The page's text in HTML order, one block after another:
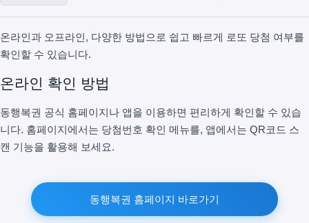
온라인과 오프라인, 다양한 방법으로 쉽고 빠르게 로또 당첨 여부를
확인할 수 있습니다.
온라인 확인 방법
동행복권 공식 홈페이지나 앱을 이용하면 편리하게 확인할 수 있습
니다. 홈페이지에서는 당첨번호 확인 메뉴를, 앱에서는 QR코드 스
캔 기능을 활용해 보세요.
동행복권 홈페이지 바로가기